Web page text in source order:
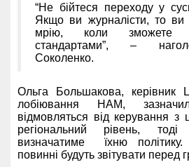
“Не бійтеся переходу у
Якщо ви журналісти, то
мрію, коли зможете
стандартами”, –
Соколенко.
Ольга Большакова, керівник
лобіювання НАМ,
відмовляться від керування з
регіональний рівень,
визначатиме їхню політику.
повинні будуть звітувати перед